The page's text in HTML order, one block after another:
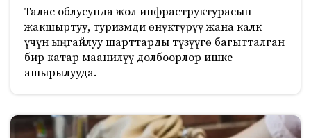
Талас облусунда жол инфраструктурасын
жакшыртуу, туризмди өнүктүрүү жана калк
үчүн ыңгайлуу шарттарды түзүүгө багытталган
бир катар маанилүү долбоорлор ишке
ашырылууда.